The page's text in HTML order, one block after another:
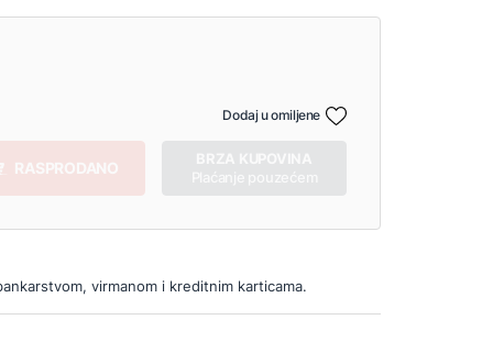
RASPRODANO
Dodaj u omiljene
virmanom i kreditnim karticama.